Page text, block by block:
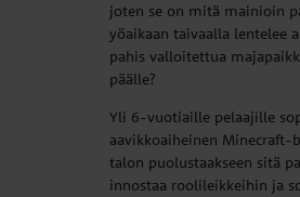
joten se on mitä mainioin
yöaikaan taivaalla lentelee
pahis valloitettua
päälle?
Yli 6-vuotiaille pelaajille
aavikkoaiheinen Minecraft-
talon puolustaakseen sitä
innostaa roolileikkeihin ja